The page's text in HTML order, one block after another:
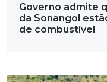
Governo admite
da Sonangol
de combustível